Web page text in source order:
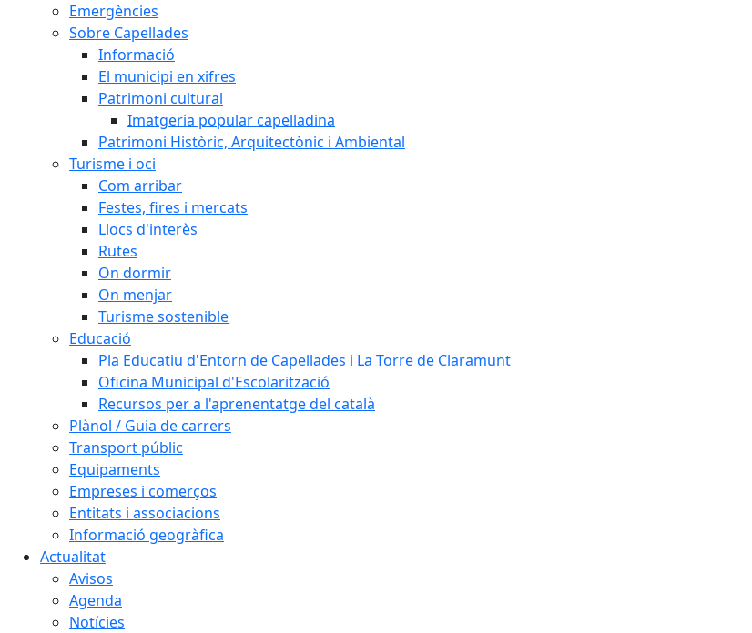
Emergències
Sobre Capellades
Informació
El municipi en xifres
Patrimoni cultural
Imatgeria popular capelladina
Patrimoni Històric, Arquitectònic i Ambiental
Turisme i oci
Com arribar
Festes, fires i mercats
Llocs d'interès
Rutes
On dormir
On menjar
Turisme sostenible
Educació
Pla Educatiu d'Entorn de Capellades i La Torre de Claramunt
Oficina Municipal d'Escolarització
Recursos per a l'aprenentatge del català
Plànol / Guia de carrers
Transport públic
Equipaments
Empreses i comerços
Entitats i associacions
Informació geogràfica
Actualitat
Avisos
Agenda
Notícies